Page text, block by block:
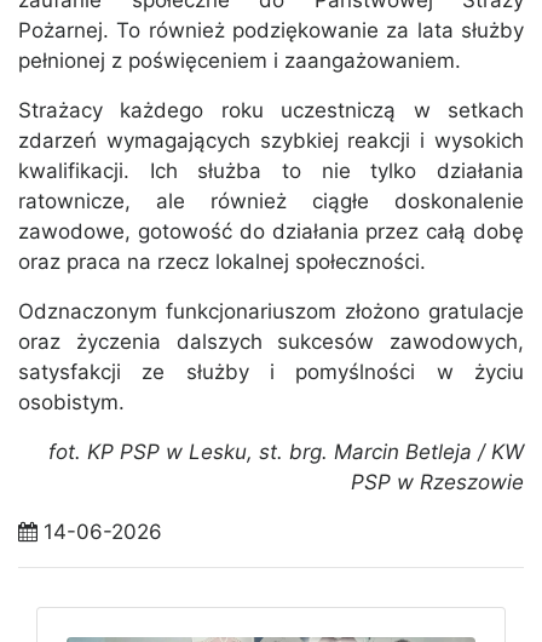
Pożarnej. To również podziękowanie za lata służby
pełnionej z poświęceniem i zaangażowaniem.
Strażacy każdego roku uczestniczą w setkach
zdarzeń wymagających szybkiej reakcji i wysokich
kwalifikacji. Ich służba to nie tylko działania
ratownicze, ale również ciągłe doskonalenie
zawodowe, gotowość do działania przez całą dobę
oraz praca na rzecz lokalnej społeczności.
Odznaczonym funkcjonariuszom złożono gratulacje
oraz życzenia dalszych sukcesów zawodowych,
satysfakcji ze służby i pomyślności w życiu
osobistym.
fot. KP PSP w Lesku, st. brg. Marcin Betleja / KW
PSP w Rzeszowie
14-06-2026